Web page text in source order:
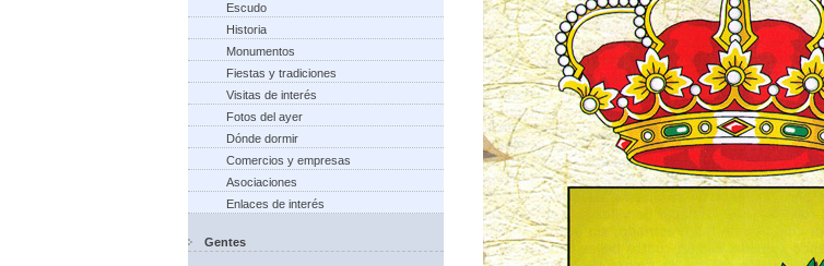
Escudo
Historia
Monumentos
Fiestas y tradiciones
Visitas de interés
Fotos del ayer
Dónde dormir
Comercios y empresas
Asociaciones
Enlaces de interés
Gentes